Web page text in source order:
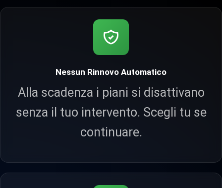
Nessun Rinnovo Automatico
Alla scadenza i piani si disattivano
senza il tuo intervento. Scegli tu se
continuare.